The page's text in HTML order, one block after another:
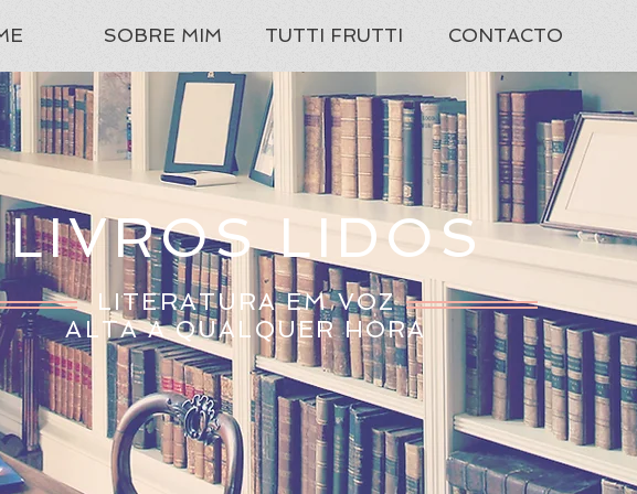
SOBRE MIM TUTTI FRUTTI CONTACTO
LIVROS LIDOS
LITERATURA EM VOZ
ALTA A QUALQUER HORA